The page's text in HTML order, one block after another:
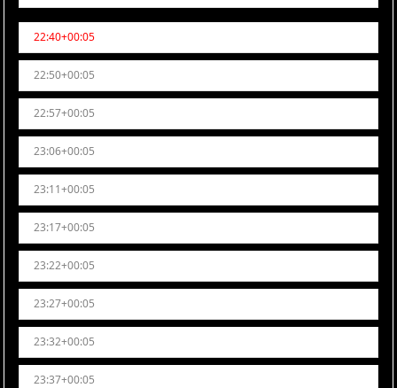
22:40+00:05
22:50+00:05
22:57+00:05
23:06+00:05
23:11+00:05
23:17+00:05
23:22+00:05
23:27+00:05
23:32+00:05
23:37+00:05